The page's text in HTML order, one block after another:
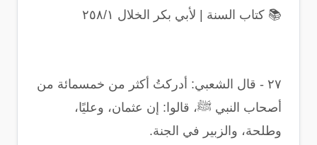
📚 كتاب السنة | لأبي بكر الخلال ٢٥٨/١
٢٧ - قال الشعبي: أدركتُ أكثر من خمسمائة من
أصحاب النبي ﷺ، قالوا: إن عثمان، وعليًا،
وطلحة، والزبير في الجنة.